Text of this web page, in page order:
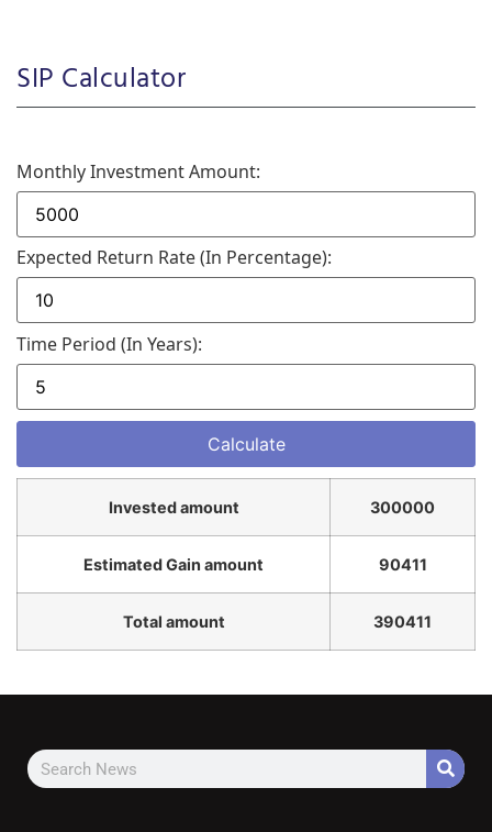
SIP Calculator
Monthly Investment Amount:
Expected Return Rate (in Percentage):
Time Period (in Years):
Invested amount 300000
Estimated Gain amount 90411
Total amount 390411